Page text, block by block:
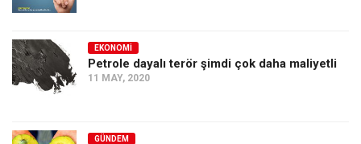
EKONOMI
Petrole dayalı terör şimdi çok daha maliyetli
11 MAY, 2020
GÜNDEM